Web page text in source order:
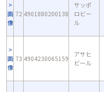
画
像
72 4901880200138
サッポ
ロビー
ル
画
像
73 4904230065159
アサヒ
ビール